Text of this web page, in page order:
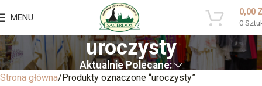
MENU
0
0,00
uroczysty
Aktualnie Polecane:
Strona główna Produkty oznaczone “uroczysty”